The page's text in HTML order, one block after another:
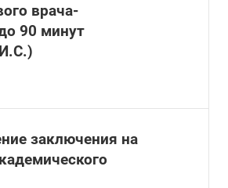
врача-
90 минут
заключения на